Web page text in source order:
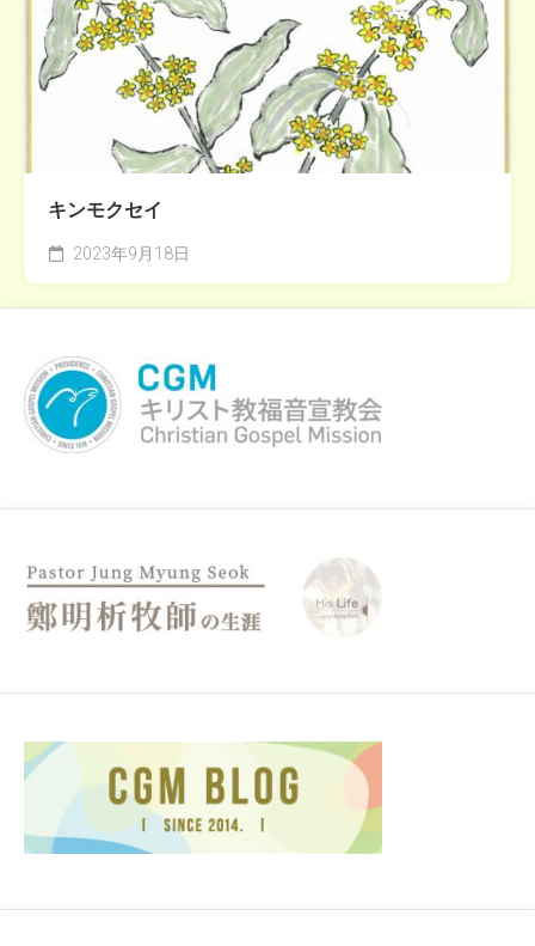
キンモクセイ
2023年9月18日